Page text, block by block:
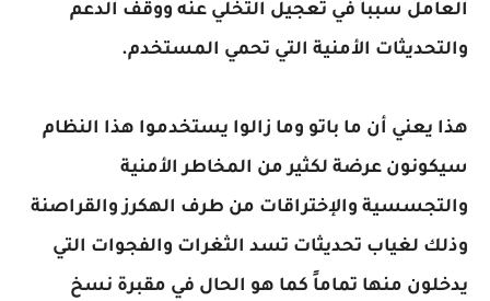
العامل سبباً في تعجيل التخلي عنه ووقف الدعم
والتحديثات الأمنية التي تحمي المستخدم.
هذا يعني أن ما باتو وما زالوا يستخدموا هذا النظام
سيكونون عرضة لكثير من المخاطر الأمنية
والتجسسية والإختراقات من طرف الهكرز والقراصنة
وذلك لغياب تحديثات تسد الثغرات والفجوات التي
يدخلون منها تماماً كما هو الحال في مقبرة نسخ